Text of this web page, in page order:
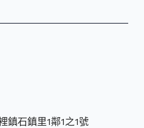
鎮石鎮里1鄰1之1號